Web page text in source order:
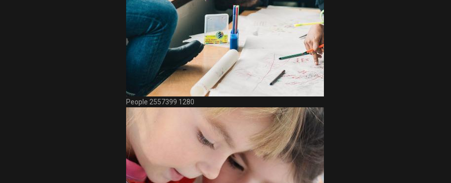
People 2557399 1280